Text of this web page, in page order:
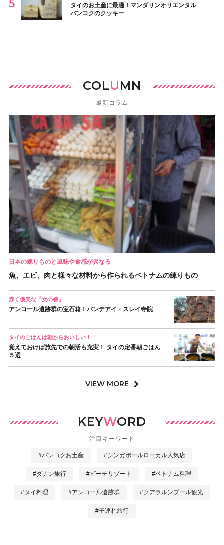
タイのお土産に最適！マンダリンオリエンタル
バンコクのクッキー
COLUMN
最新コラム
日本の練りものと風味や食感が異なる
魚、エビ、肉と様々な材料から作られるベトナムの練りもの
赤く優美な『女の砦』
アンコール遺跡群の宝石箱！バンテアイ・スレイ寺院
タイのごはんは朝からおいしい！
覚えておけば旅先での朝活も充実！ タイの定番朝ごはん
５選
VIEW MORE
KEYWORD
注目キーワード
#バンコクお土産 #シンガポールローカル人気店
#ダナン旅行 #ビーチリゾート #ベトナム料理
#タイ料理 #アンコール遺跡群 #クアラルンプール観光
#子連れ旅行